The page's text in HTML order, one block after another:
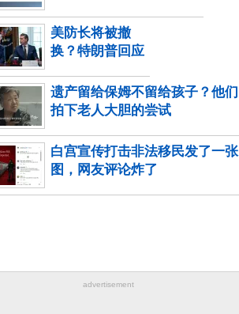
美防长将被撤
换？特朗普回应
遗产留给保姆不留给孩子？他们
拍下老人大胆的尝试
白宫宣传打击非法移民发了一张
图，网友评论炸了
advertisement